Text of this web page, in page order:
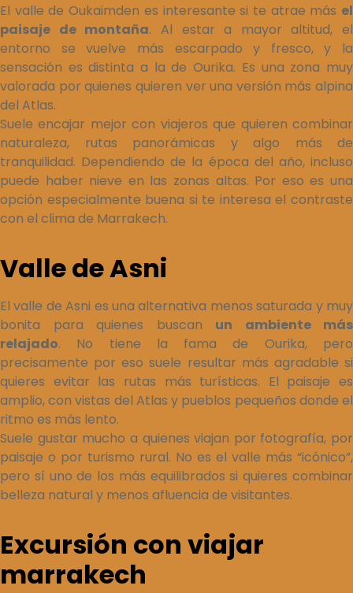
El valle de Oukaimden es interesante si te atrae más el
paisaje de montaña. Al estar a mayor altitud, el
entorno se vuelve más escarpado y fresco, y la
sensación es distinta a la de Ourika. Es una zona muy
valorada por quienes quieren ver una versión más alpina
del Atlas.
Suele encajar mejor con viajeros que quieren combinar
naturaleza, rutas panorámicas y algo más de
tranquilidad. Dependiendo de la época del año, incluso
puede haber nieve en las zonas altas. Por eso es una
opción especialmente buena si te interesa el contraste
con el clima de Marrakech.
Valle de Asni
El valle de Asni es una alternativa menos saturada y muy
bonita para quienes buscan un ambiente más
relajado. No tiene la fama de Ourika, pero
precisamente por eso suele resultar más agradable si
quieres evitar las rutas más turísticas. El paisaje es
amplio, con vistas del Atlas y pueblos pequeños donde el
ritmo es más lento.
Suele gustar mucho a quienes viajan por fotografía, por
paisaje o por turismo rural. No es el valle más “icónico”,
pero sí uno de los más equilibrados si quieres combinar
belleza natural y menos afluencia de visitantes.
Excursión con viajar
marrakech